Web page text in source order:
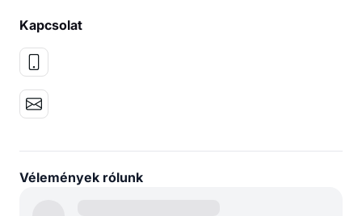
Kapcsolat
Vélemények rólunk